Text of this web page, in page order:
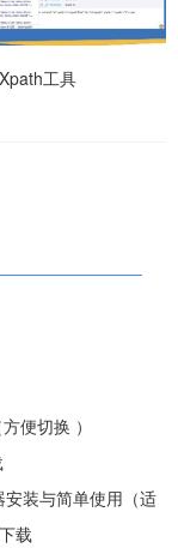
工具
便切换 ）
装与简单使用（适
载